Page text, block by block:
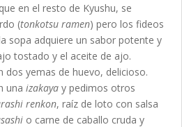
en el resto de Kyushu, se
(tonkotsu ramen) pero los fideos
sopa adquiere un sabor potente y
tostado y el aceite de ajo.
yemas de huevo, delicioso.
una izakaya y pedimos otros
renkon, raíz de loto con salsa
o carne de caballo cruda y